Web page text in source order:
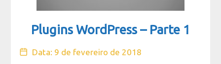
Plugins WordPress – Parte 1
Data: 9 de fevereiro de 2018